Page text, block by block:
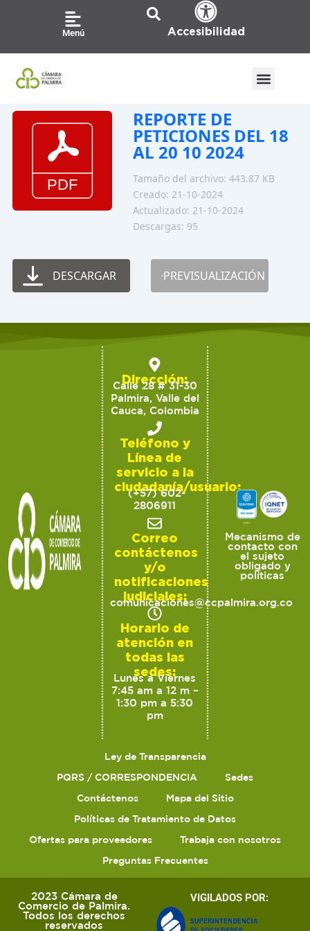
Menú Accesibilidad
REPORTE DE
PETICIONES DEL 18
AL 20 10 2024
Tamaño del archivo: 443.87 KB
Creado: 21-10-2024
Actualizado: 21-10-2024
Descargas: 95
DESCARGAR PREVISUALIZACIÓN
Dirección:
Calle 28 # 31-30
Palmira, Valle del
Cauca, Colombia
Teléfono y
Línea de
servicio a la
ciudadanía/usuario:
(+57) 602-
2806911
Correo
contáctenos
y/o
notificaciones
judiciales:
comunicaciones@ccpalmira.org.co
Horario de
atención en
todas las
sedes:
Lunes a Viernes
7:45 am a 12 m –
1:30 pm a 5:30
pm
Mecanismo de
contacto con
el sujeto
obligado y
políticas
Ley de Transparencia
PQRS / CORRESPONDENCIA
Sedes
Contáctenos
Mapa del Sitio
Políticas de Tratamiento de Datos
Ofertas para proveedores
Trabaja con nosotros
Preguntas Frecuentes
2023 Cámara de
Comercio de Palmira.
Todos los derechos
reservados
VIGILADOS POR: